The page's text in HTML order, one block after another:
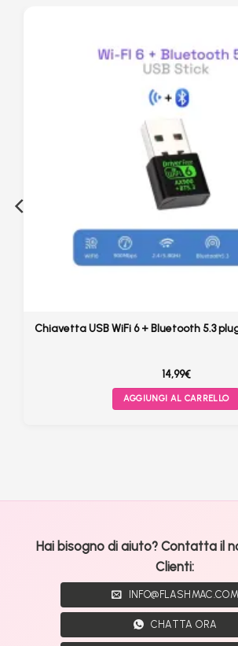
Chiavetta USB WiFi 6 + Bluetooth 5.3
14,99€
AGGIUNGI AL CARRELLO
Hai bisogno di aiuto? Contatta il
Clienti:
INFO@FLASHMAC.COM
CHATTA ORA